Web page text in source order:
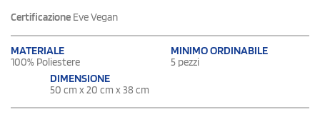
Certificazione Eve Vegan
MATERIALE
100% Poliestere
MINIMO ORDINABILE
5 pezzi
DIMENSIONE
50 cm x 20 cm x 38 cm